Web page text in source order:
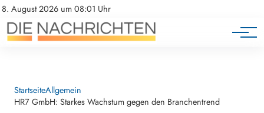
8. August 2026 um 08:01 Uhr
StartseiteAllgemein
HR7 GmbH: Starkes Wachstum gegen den Branchentrend